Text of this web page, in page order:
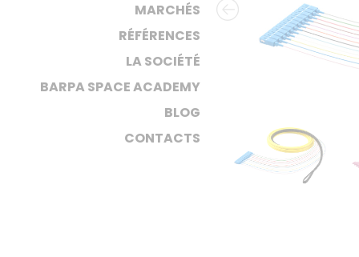
MARCHÉS
RÉFÉRENCES
LA SOCIÉTÉ
BARPA SPACE ACADEMY
BLOG
CONTACTS